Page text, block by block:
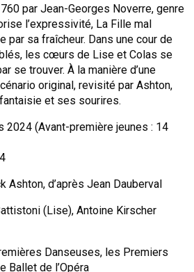
par Jean-Georges Noverre, genre
l’expressivité, La Fille mal
par sa fraîcheur. Dans une cour de
les cœurs de Lise et Colas se
se trouver. À la manière d’une
original, revisité par Ashton,
et ses sourires.
2024 (Avant-première jeunes : 14
Ashton, d’après Jean Dauberval
(Lise), Antoine Kirscher
Danseuses, les Premiers
Ballet de l’Opéra